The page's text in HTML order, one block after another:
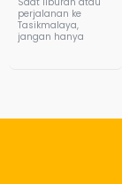
perjalanan ke
Tasikmalaya,
jangan hanya